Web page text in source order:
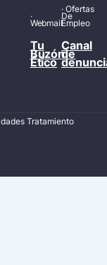
·
Webmail
·Ofertas
De
Empleo
Tu
Buzón
Ético
Canal
de
Tratamiento